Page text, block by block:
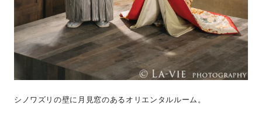
シノワズリの壁に月見窓のあるオリエンタルルーム。